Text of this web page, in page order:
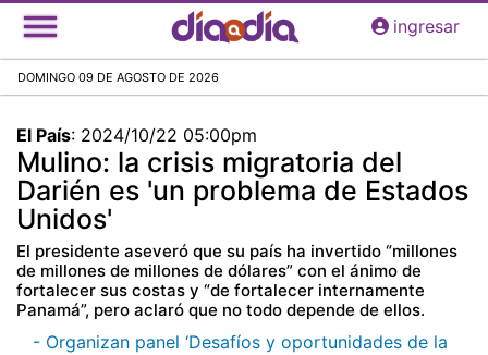
Pasar
al
principal
ingresar
DOMINGO 09 DE AGOSTO DE 2026
El País: 2024/10/22 05:00pm
Mulino: la crisis migratoria del
Darién es 'un problema de Estados
Unidos'
El presidente aseveró que su país ha invertido “millones
de millones de millones de dólares” con el ánimo de
fortalecer sus costas y “de fortalecer internamente
Panamá”, pero aclaró que no todo depende de ellos.
- Organizan panel ‘Desafíos y oportunidades de la